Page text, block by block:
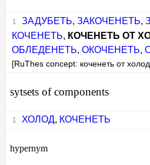
ЗАДУБЕТЬ, ЗАКОЧЕНЕТЬ,
КОЧЕНЕТЬ, КОЧЕНЕТЬ ОТ
ОБЛЕДЕНЕТЬ,ОКОЧЕНЕТЬ,
[RuThes concept: коченеть от
sytsets of components
ХОЛОД, КОЧЕНЕТЬ
hypernym